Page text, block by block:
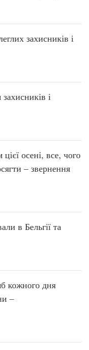
захисників і
і
осені, все, чого
– звернення
в Бельгії та
кожного дня
–